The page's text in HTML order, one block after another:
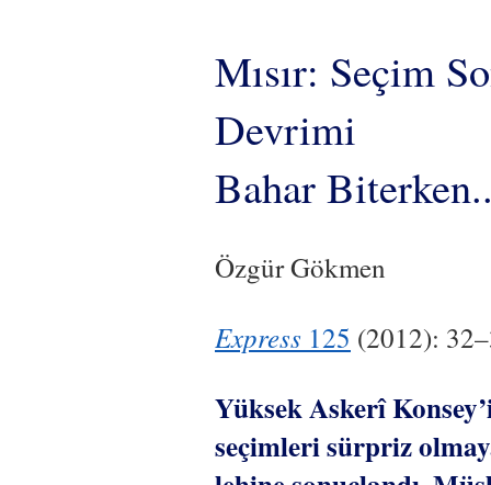
Mısır: Seçim
Devrimi
Bahar
Özgür Gökmen
Express 125 (2012):
Yüksek Askerî
seçimleri sürpriz